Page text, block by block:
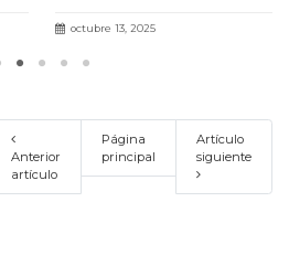
octubre 13, 2025
Anterior
artículo
Página
principal
Artículo
siguiente